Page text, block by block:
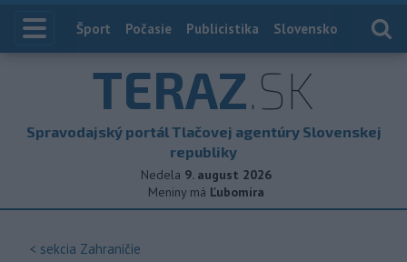
Index
Šport Počasie Publicistika Slovensko
TERAZ.SK
Spravodajský portál Tlačovej agentúry Slovenskej
republiky
Nedela 9. august 2026
Meniny má Ľubomíra
< sekcia Zahraničie